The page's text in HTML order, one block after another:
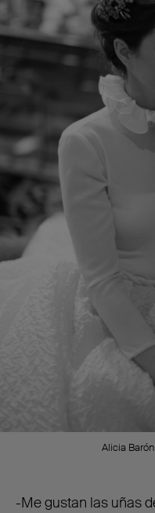
Alicia
-Me gustan las uñas